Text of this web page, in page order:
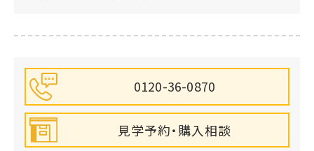
0120-36-0870
見学予約・購入相談